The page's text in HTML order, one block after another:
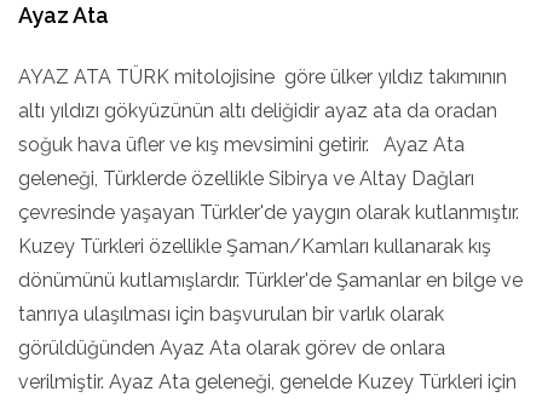
Ayaz Ata
AYAZ ATA TÜRK mitolojisine göre ülker yıldız takımının
altı yıldızı gökyüzünün altı deliğidir ayaz ata da oradan
soğuk hava üfler ve kış mevsimini getirir. Ayaz Ata
geleneği, Türklerde özellikle Sibirya ve Altay Dağları
çevresinde yaşayan Türkler'de yaygın olarak kutlanmıştır.
Kuzey Türkleri özellikle Şaman/Kamları kullanarak kış
dönümünü kutlamışlardır. Türkler'de Şamanlar en bilge ve
tanrıya ulaşılması için başvurulan bir varlık olarak
görüldüğünden Ayaz Ata olarak görev de onlara
verilmiştir. Ayaz Ata geleneği, genelde Kuzey Türkleri için